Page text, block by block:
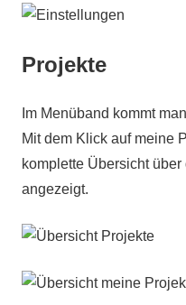
Projekte
Im Menüband kommt
Mit dem Klick auf meine
komplette Übersicht
angezeigt.